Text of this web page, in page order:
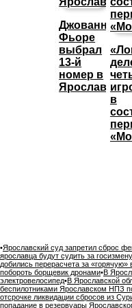
Джованни
Фьоре
выбрал
13-й
номер в
Ярославле
в
•Ярославский суд запретил сброс
ярославца будут судить за госизмену
добились перерасчета за «горячую»
побороть борщевик дронами•В
электровелосипед•В Ярославской
беспилотниками Ярославском НПЗ
отсрочке ликвидации сбросов из
попадание в резервуары